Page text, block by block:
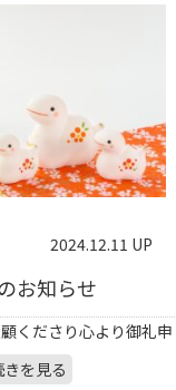
2024.12.11 UP
お知らせ
くださり心より御礼申
きを見る